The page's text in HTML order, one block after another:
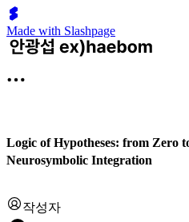
Made with Slashpage
Logic of Hypotheses: from Zero
Neurosymbolic Integration
작성자